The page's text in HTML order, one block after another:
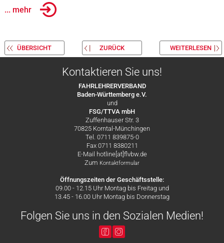
... mehr
ÜBERSICHT ZURÜCK WEITERLESEN
Kontaktieren Sie uns!
FAHRLEHRERVERBAND
Baden-Württemberg e.V.
und
FSG/TTVA mbH
Zuffenhauser Str. 3
70825 Korntal-Münchingen
Tel. 0711 839875-0
Fax 0711 8380211
E-Mail hotline[at]flvbw.de
Zum Kontaktformular
Öffnungszeiten der Geschäftsstelle:
09.00 - 12.15 Uhr Montag bis Freitag und
13.45 - 16.00 Uhr Montag bis Donnerstag
Folgen Sie uns in den Sozialen Medien!